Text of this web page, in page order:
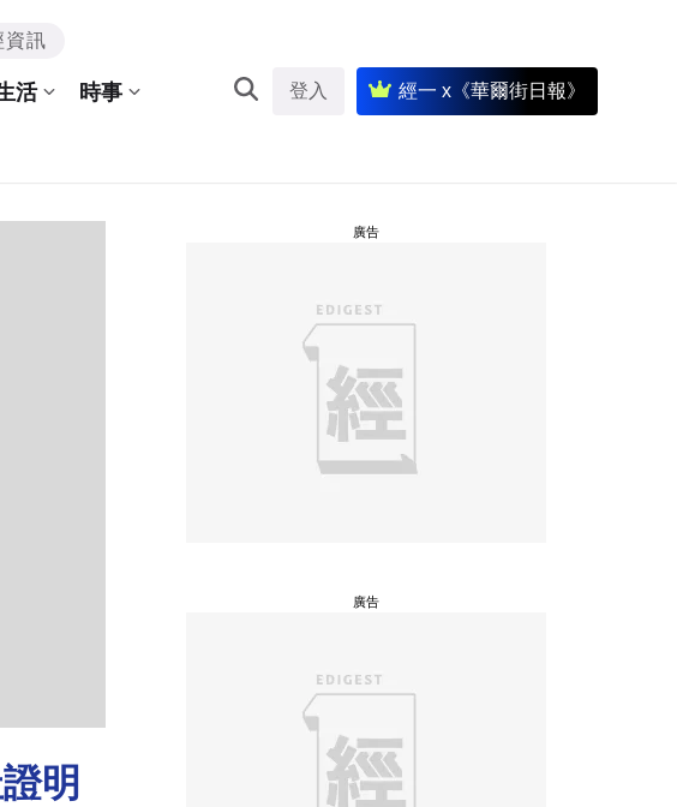
資訊
活 時事 登入 經一 x《華爾街日報》
明
廣告
廣告